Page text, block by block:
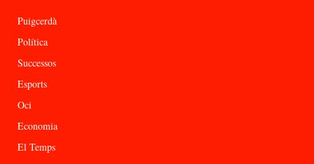
Puigcerdà
Política
Successos
Esports
Oci
Economia
El Temps